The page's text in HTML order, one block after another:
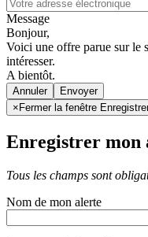
Message
Bonjour,
Voici une offre parue sur le
intéresser.
A bientôt.
Annuler
× Fermer la fenêtre
Enregistrer mon
Tous les champs sont
Nom de mon alerte